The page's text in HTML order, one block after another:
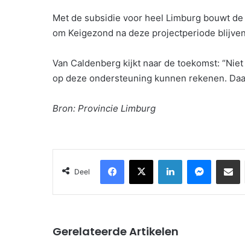
Met de subsidie voor heel Limburg bouwt
om Keigezond na deze projectperiode
Van Caldenberg kijkt naar de toekomst:
op deze ondersteuning kunnen rekenen.
Bron: Provincie Limburg
Deel
Facebook
X LinkedIn
Gerelateerde Artikelen